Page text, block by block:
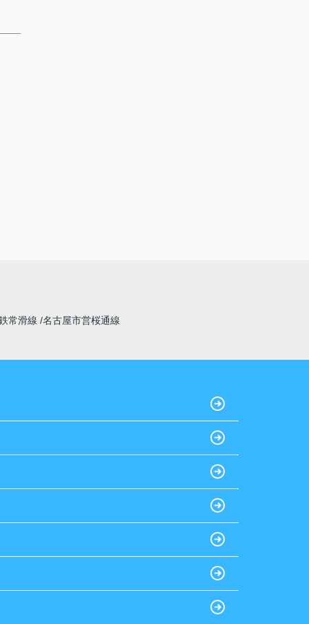
常滑線 名古屋市営桜通線